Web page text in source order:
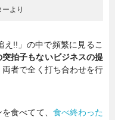
より
!!」の中で頻繁に見るこ
拍子もないビジネスの提
者で全く打ち合わせを行
食べてて、 食べ終わった